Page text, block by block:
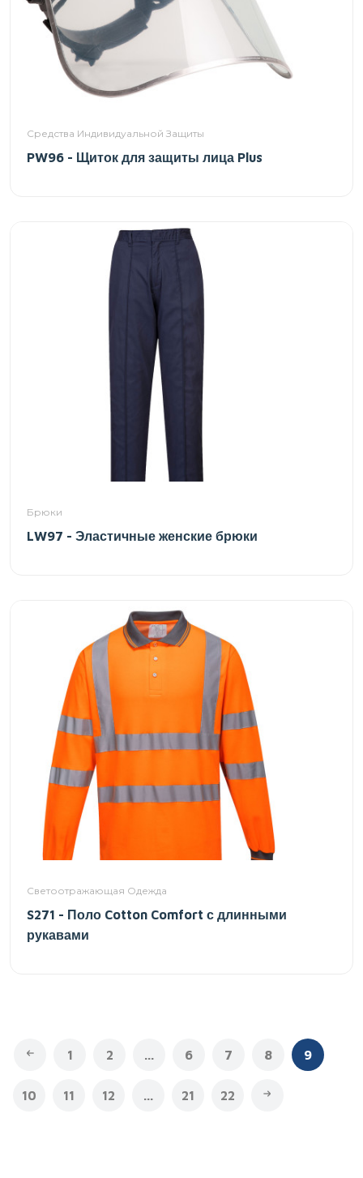
Средства Индивидуальной Защиты
PW96 - Щиток для защиты лица Plus
Брюки
LW97 - Эластичные женские брюки
Светоотражающая Одежда
S271 - Поло Cotton Comfort с длинными
рукавами
1 2 ... 6 7 8 9
10 11 12 ... 21 22